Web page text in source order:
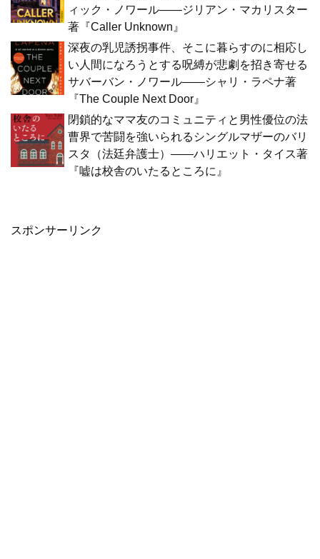
ィック・ノワール――ジリアン・マカリスター
著『Caller Unknown』
深夜の乳児誘拐事件、そこに暮らすのに相応し
い人間になろうとする呪縛が悲劇を招き寄せる
サバーバン・ノワール――シャリ・ラペナ著
『The Couple Next Door』
閉鎖的なママ友のコミュニティと男性優位の法
曹界で苦闘を強いられるシングルマザーのバリ
スタ（法廷弁護士）――ハリエット・タイス著
『嘘は校舎のいたるところに』
スポンサーリンク